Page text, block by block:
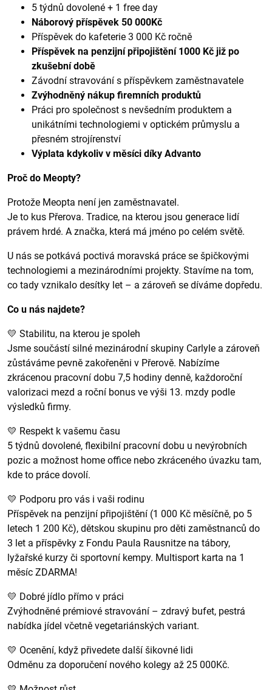
5 týdnů dovolené + 1 free day
Náborový příspěvek 50 000Kč
Příspěvek do kafeterie 3 000 Kč ročně
Příspěvek na penzijní připojištění 1000 Kč již po
zkušební době
Závodní stravování s příspěvkem zaměstnavatele
Zvýhodněný nákup firemních produktů
Práci pro společnost s nevšedním produktem a
unikátními technologiemi v optickém průmyslu a
přesném strojírenství
Výplata kdykoliv v měsíci díky Advanto
Proč do Meopty?
Protože Meopta není jen zaměstnavatel.
Je to kus Přerova. Tradice, na kterou jsou generace lidí
právem hrdé. A značka, která má jméno po celém světě.
U nás se potkává poctivá moravská práce se špičkovými
technologiemi a mezinárodními projekty. Stavíme na tom,
co tady vznikalo desítky let – a zároveň se díváme dopředu.
Co u nás najdete?
💛 Stabilitu, na kterou je spoleh
Jsme součástí silné mezinárodní skupiny Carlyle a zároveň
zůstáváme pevně zakořeněni v Přerově. Nabízíme
zkrácenou pracovní dobu 7,5 hodiny denně, každoroční
valorizaci mezd a roční bonus ve výši 13. mzdy podle
výsledků firmy.
💛 Respekt k vašemu času
5 týdnů dovolené, flexibilní pracovní dobu u nevýrobních
pozic a možnost home office nebo zkráceného úvazku tam,
kde to práce dovolí.
💛 Podporu pro vás i vaši rodinu
Příspěvek na penzijní připojištění (1 000 Kč měsíčně, po 5
letech 1 200 Kč), dětskou skupinu pro děti zaměstnanců do
3 let a příspěvky z Fondu Paula Rausnitze na tábory,
lyžařské kurzy či sportovní kempy. Multisport karta na 1
měsíc ZDARMA!
💛 Dobré jídlo přímo v práci
Zvýhodněné prémiové stravování – zdravý bufet, pestrá
nabídka jídel včetně vegetariánských variant.
💛 Ocenění, když přivedete další šikovné lidi
Odměnu za doporučení nového kolegy až 25 000Kč.